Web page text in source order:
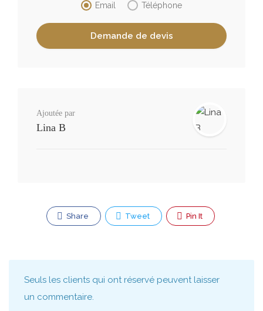
Email Téléphone
Ajoutée par
Lina B
Share Tweet Pin It
Seuls les clients qui ont réservé peuvent laisser
un commentaire.